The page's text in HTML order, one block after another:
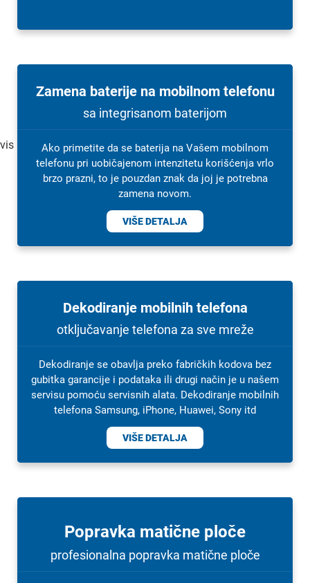
Zamena baterije na mobilnom telefonu
sa integrisanom baterijom
Ako primetite da se baterija na Vašem mobilnom
telefonu pri uobičajenom intenzitetu korišćenja vrlo
brzo prazni, to je pouzdan znak da joj je potrebna
zamena novom.
VIŠE DETALJA
Dekodiranje mobilnih telefona
otključavanje telefona za sve mreže
Dekodiranje se obavlja preko fabričkih kodova bez
gubitka garancije i podataka ili drugi način je u našem
servisu pomoću servisnih alata. Dekodiranje mobilnih
telefona Samsung, iPhone, Huawei, Sony itd
VIŠE DETALJA
Popravka matične ploče
profesionalna popravka matične ploče